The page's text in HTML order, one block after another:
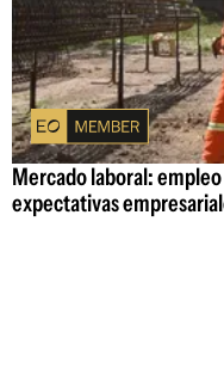
Mercado laboral:
expectativas